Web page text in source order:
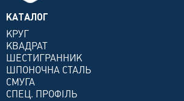
КАТАЛОГ
КРУГ
КВАДРАТ
ШЕСТИГРАННИК
ШПОНОЧНА СТАЛЬ
СМУГА
СПЕЦ. ПРОФІЛЬ